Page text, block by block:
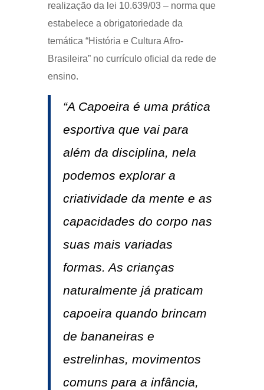
realização da lei 10.639/03 – norma que
estabelece a obrigatoriedade da
temática “História e Cultura Afro-
Brasileira” no currículo oficial da rede de
ensino.
“A Capoeira é uma prática
esportiva que vai para
além da disciplina, nela
podemos explorar a
criatividade da mente e as
capacidades do corpo nas
suas mais variadas
formas. As crianças
naturalmente já praticam
capoeira quando brincam
de bananeiras e
estrelinhas, movimentos
comuns para a infância,